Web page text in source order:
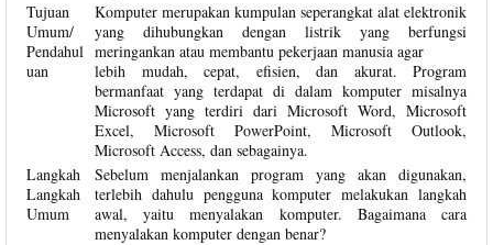
Tujuan
Umum/
Pendahul
uan
Komputer merupakan kumpulan seperangkat alat elektronik
yang dihubungkan dengan listrik yang berfungsi
meringankan atau membantu pekerjaan manusia agar
lebih mudah, cepat, efisien, dan akurat. Program
bermanfaat yang terdapat di dalam komputer misalnya
Microsoft yang terdiri dari Microsoft Word, Microsoft
Excel, Microsoft PowerPoint, Microsoft Outlook,
Microsoft Access, dan sebagainya.
Langkah
Langkah
Umum
Sebelum menjalankan program yang akan digunakan,
terlebih dahulu pengguna komputer melakukan langkah
awal, yaitu menyalakan komputer. Bagaimana cara
menyalakan komputer dengan benar?